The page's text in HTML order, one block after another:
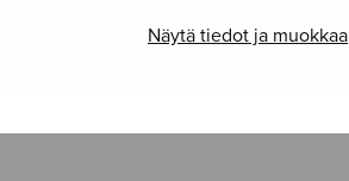
Näytä tiedot ja muokkaa